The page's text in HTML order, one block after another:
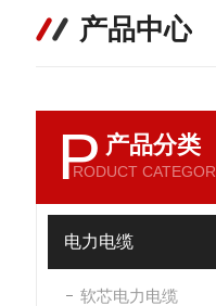
产品中心
P 产品分类
RODUCT
电力电缆
软芯电力电缆